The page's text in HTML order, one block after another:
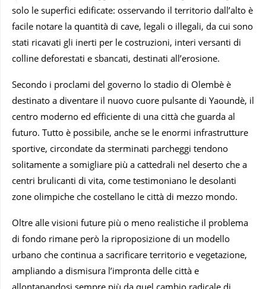
solo le superfici edificate: osservando il territorio dall’alto è
facile notare la quantità di cave, legali o illegali, da cui sono
stati ricavati gli inerti per le costruzioni, interi versanti di
colline deforestati e sbancati, destinati all’erosione.
Secondo i proclami del governo lo stadio di Olembè è
destinato a diventare il nuovo cuore pulsante di Yaoundè, il
centro moderno ed efficiente di una città che guarda al
futuro. Tutto è possibile, anche se le enormi infrastrutture
sportive, circondate da sterminati parcheggi tendono
solitamente a somigliare più a cattedrali nel deserto che a
centri brulicanti di vita, come testimoniano le desolanti
zone olimpiche che costellano le città di mezzo mondo.
Oltre alle visioni future più o meno realistiche il problema
di fondo rimane però la riproposizione di un modello
urbano che continua a sacrificare territorio e vegetazione,
ampliando a dismisura l’impronta delle città e
allontanandosi sempre più da quel cambio radicale di